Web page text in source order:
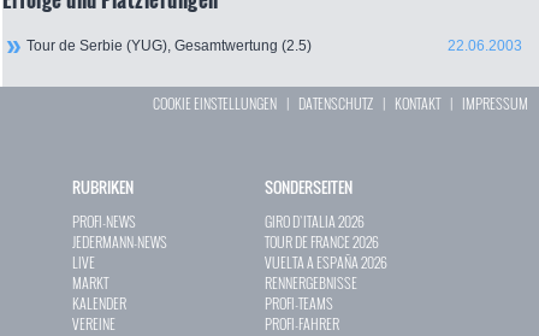
Tour de Serbie (YUG), Gesamtwertung (2.5) 22.06.2003
COOKIE EINSTELLUNGEN | DATENSCHUTZ | KONTAKT| IMPRESSUM
RUBRIKEN
PROFI-NEWS
JEDERMANN-NEWS
LIVE
MARKT
KALENDER
VEREINE
SONDERSEITEN
GIRO D`ITALIA 2026
TOUR DE FRANCE 2026
VUELTA A ESPAÑA 2026
RENNERGEBNISSE
PROFI-TEAMS
PROFI-FAHRER